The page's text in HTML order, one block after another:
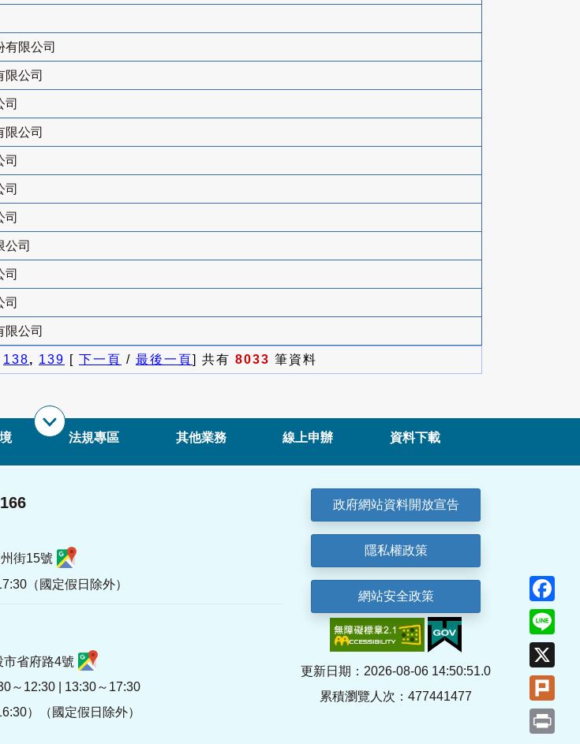
有限公司
限公司
司
限公司
司
司
司
公司
司
司
限公司
138, 139 [ 下一頁 / 最後一頁] 共有 8033 筆資料
法規專區 其他業務 線上申辦 資料下載
街15號
（國定假日除外）
省府路4號
～12:30 | 13:30～17:30
）（國定假日除外）
政府網站資料開放宣告
隱私權政策
網站安全政策
更新日期：2026-08-06 14:50:51.0
累積瀏覽人次：477441477